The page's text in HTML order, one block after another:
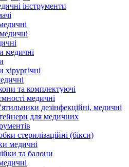
інструменти
медичні
та комплектуючі
медичні
дезінфекційні, медичні
для медичних
стерилізаційні (бікси)
медичні
та балони